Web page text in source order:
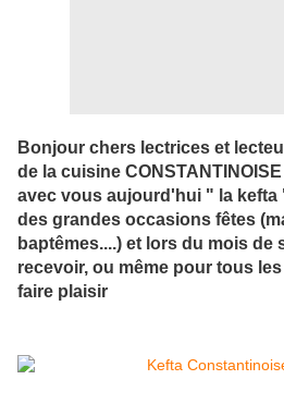
Bonjour chers lectrices et
de la cuisine
avec vous aujourd'hui " la kefta
des grandes occasions fêtes
baptêmes....) et lors du mois de
recevoir, ou même pour tous
faire plaisir